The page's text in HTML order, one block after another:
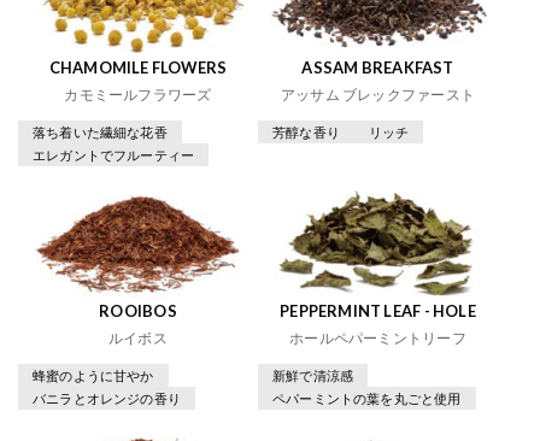
CHAMOMILE FLOWERS
カモミールフラワーズ
落ち着いた繊細な花香
エレガントでフルーティー
ASSAM BREAKFAST
アッサム ブレックファースト
芳醇な香り リッチ
ROOIBOS
ルイボス
蜂蜜のように甘やか
バニラとオレンジの香り
PEPPERMINT LEAF - HOLE
ホールペパーミントリーフ
新鮮で清涼感
ペパーミントの葉を丸ごと使用